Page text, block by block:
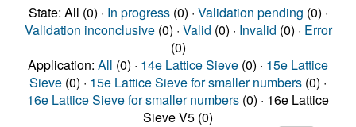
State: All (0) · In progress(0) · Validation pending (0) ·
Validation inconclusive(0) · Valid (0) · Invalid (0) · Error
(0)
Application: All (0) · 14e Lattice Sieve (0) · 15e Lattice
Sieve (0) · 15e Lattice Sieve for smaller numbers (0) ·
16e Lattice Sieve for smaller numbers (0) · 16e Lattice
Sieve V5 (0)